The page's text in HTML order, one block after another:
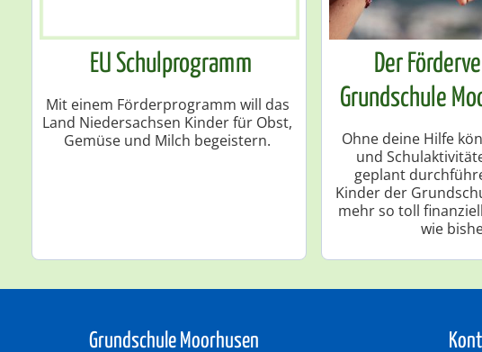
EU Schulprogramm
Mit einem Förderprogramm will das
Land Niedersachsen Kinder für Obst,
Gemüse und Milch begeistern.
Der
Grundschule
Ohne deine Hilfe
und
geplant
Kinder der
mehr so toll
wie
Grundschule Moorhusen